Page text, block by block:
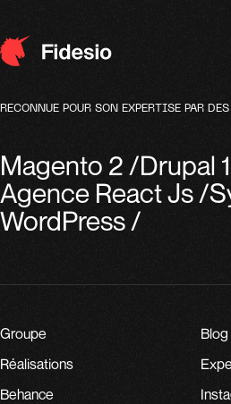
RECONNUE POUR SON EXPERTISE PAR
Magento 2 /Drupal
Agence React Js/
WordPress/
Groupe
Blog
Réalisations
Behance